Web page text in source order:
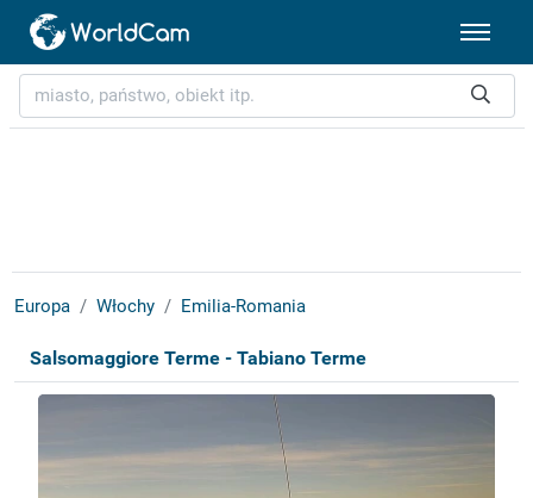
Europa Włochy Emilia-Romania
Salsomaggiore Terme - Tabiano Terme